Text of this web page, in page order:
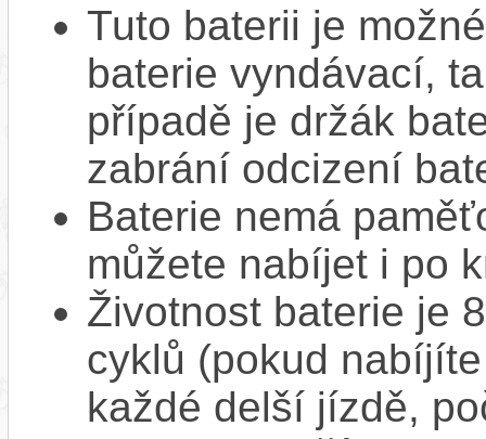
Tuto baterii je
baterie vyndávací,
případě je držák
zabrání odcizení
Baterie nemá
můžete nabíjet i po
Životnost baterie je
cyklů (pokud
každé delší jízdě,